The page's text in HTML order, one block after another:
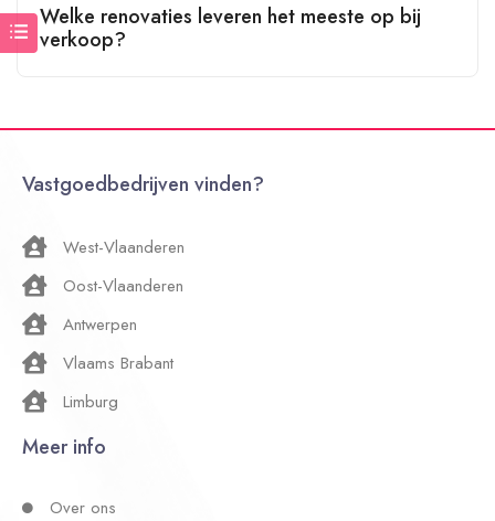
Welke renovaties leveren het meeste op bij
verkoop?
Vastgoedbedrijven vinden?
West-Vlaanderen
Oost-Vlaanderen
Antwerpen
Vlaams Brabant
Limburg
Meer info
Over ons